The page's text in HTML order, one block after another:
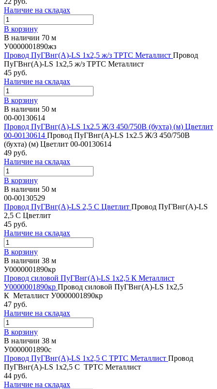
Наличие на складах
В корзину
В наличии 70 м
У0000001890жз
Провод ПуГВнг(А)-LS 1х2,5 ж/з ТРТС Металлист Провод
ПуГВнг(А)-LS 1х2,5 ж/з ТРТС Металлист
45 руб.
Наличие на складах
В корзину
В наличии 50 м
00-00130614
Провод ПуГВнг(А)-LS 1х2.5 Ж/З 450/750В (бухта) (м) Цветлит
00-00130614 Провод ПуГВнг(А)-LS 1х2.5 Ж/З 450/750В
(бухта) (м) Цветлит 00-00130614
49 руб.
Наличие на складах
В корзину
В наличии 50 м
00-00130529
Провод ПуГВнг(A)-LS 2,5 С Цветлит Провод ПуГВнг(A)-LS
2,5 С Цветлит
45 руб.
Наличие на складах
В корзину
В наличии 38 м
У0000001890кр
Провод силовой ПуГВнг(А)-LS 1х2,5 К Металлист
У0000001890кр Провод силовой ПуГВнг(А)-LS 1х2,5
К Металлист У0000001890кр
47 руб.
Наличие на складах
В корзину
В наличии 38 м
У0000001890с
Провод ПуГВнг(А)-LS 1х2,5 С ТРТС Металлист Провод
ПуГВнг(А)-LS 1х2,5 С ТРТС Металлист
44 руб.
Наличие на складах